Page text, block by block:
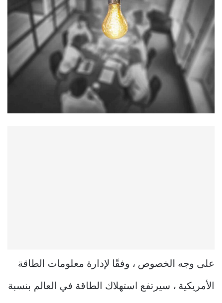
على وجه الخصوص ، وفقًا لإدارة معلومات الطاقة
الأمريكية ، سيرتفع استهلاك الطاقة في العالم بنسبة